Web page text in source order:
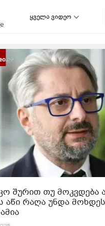
ყველა ვიდეო
შურით თუ მოკვდება
აწი რაღა უნდა